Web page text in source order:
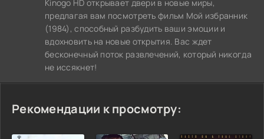
Kinogo HD открывает двери в новые миры,
предлагая вам посмотреть фильм Мой избранник
(1984), способный разбудить ваши эмоции и
вдохновить на новые открытия. Вас ждет
бесконечный поток развлечений, который никогда
не иссякнет!
Рекомендации к просмотру: